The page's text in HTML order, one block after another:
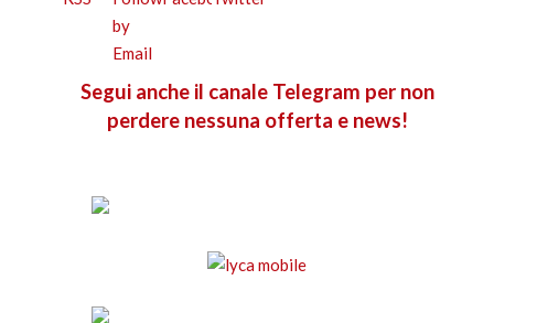
Segui anche il canale Telegram per non
perdere nessuna offerta e news!